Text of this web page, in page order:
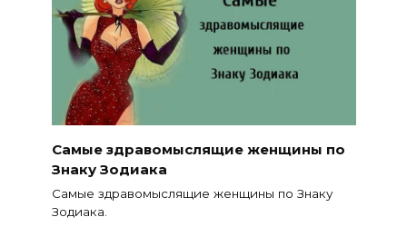
Самые здравомыслящие женщины по
Знаку Зодиака
Самые здравомыслящие женщины по Знаку
Зодиака.